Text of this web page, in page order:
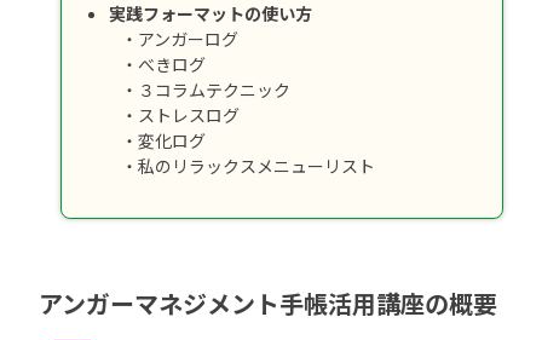
実践フォーマットの使い方
・アンガーログ
・べきログ
・３コラムテクニック
・ストレスログ
・変化ログ
・私のリラックスメニューリスト
アンガーマネジメント手帳活用講座の概要